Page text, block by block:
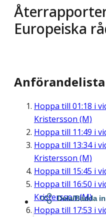
Europeiska
Anförandelista
Hoppa till 01:18 i
Kristersson (M)
Hoppa till 11:49 i
Hoppa till 13:34i
Kristersson (M)
Hoppa till 15:45 i
Hoppa till 16:50 i
Kristersson (M)
Hoppa till 17:53 i
Dela/Bädda in